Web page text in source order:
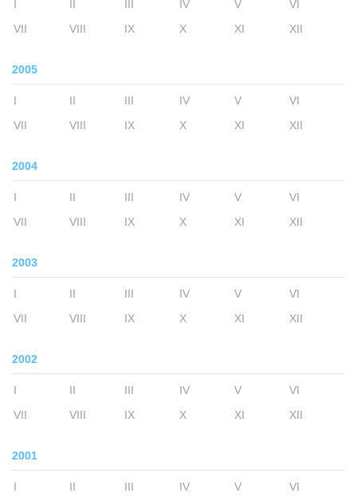
I II III IV V
VI
VII
VIII IX X XI XII
2005
I II III IV V
VI
VII
VIII IX X XI XII
2004
I II III IV V
VI
VII
VIII IX X XI XII
2003
I II III IV V
VI
VII
VIII IX X XI XII
2002
I II III IV V
VI
VII
VIII IX X XI XII
2001
I II III IV V
VI